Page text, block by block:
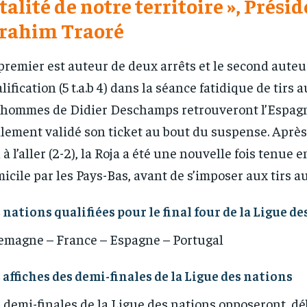
and you / year
Pay now and you get access to exclusive
news and articles for a whole year.
By
opt
and you / year
Pay now and you get access to exclusive
news and articles for a whole year.
By
opt
de notre territoire »,
Traoré
est auteur de deux arrêts et le second
(5 t.a.b 4) dans la séance fatidique de tirs
de Didier Deschamps retrouveront
validé son ticket au bout du suspense.
l’aller (2-2), la Roja a été une nouvelle fois tenue
par les Pays-Bas, avant de s’imposer aux tirs
nations qualifiées pour le final four de la Ligue
– France – Espagne – Portugal
affiches des demi-finales de la Ligue des nations
demi-finales de la Ligue des nations opposeront,